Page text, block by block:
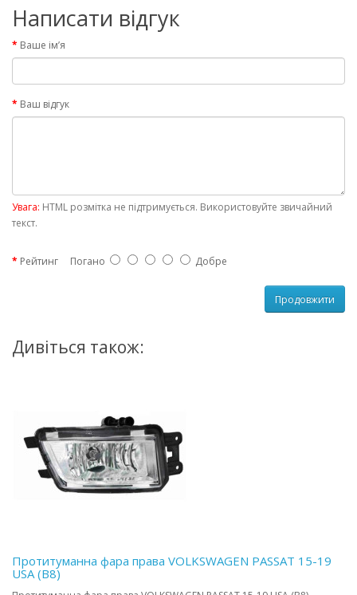
Написати відгук
Ваше ім’я
Ваш відгук
Увага: HTML розмітка не підтримується. Використовуйте звичайний
текст.
Рейтинг Погано Добре
Продовжити
Дивіться також:
Протитуманна фара права VOLKSWAGEN PASSAT 15-19
USA (B8)